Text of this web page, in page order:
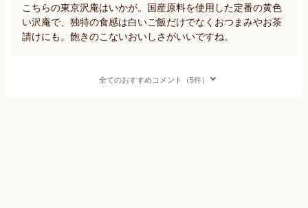
こちらの東京沢庵はいかが。国産原料を使用した定番の黄色
い沢庵で、独特の食感は白いご飯だけでなくおつまみやお茶
請けにも。飽きのこないおいしさがいいですね。
全てのおすすめコメント（5件）